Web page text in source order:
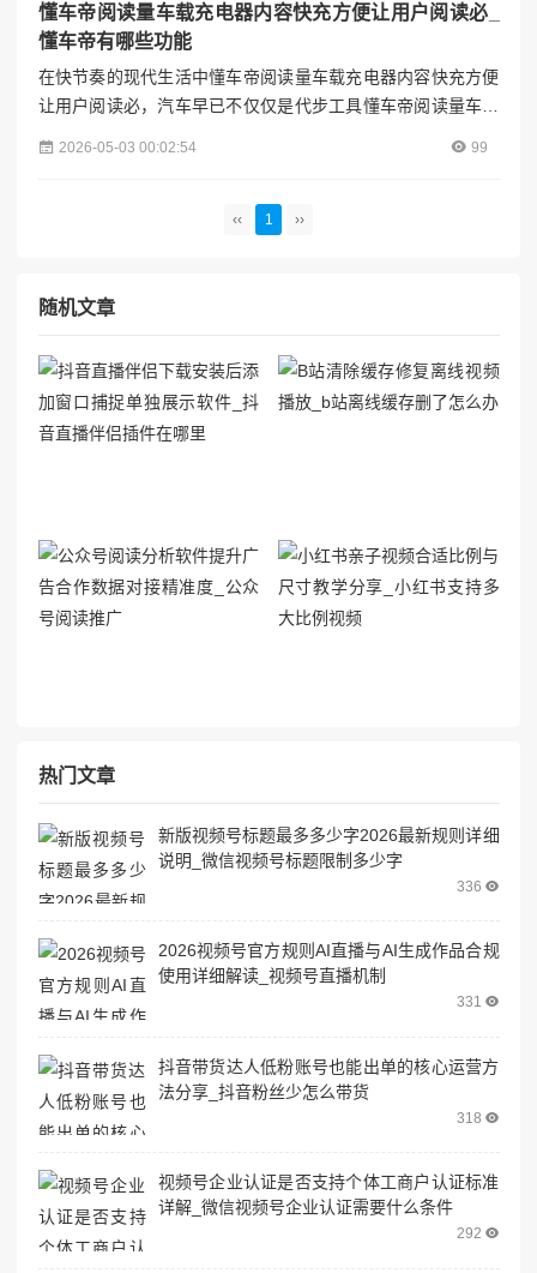
懂车帝阅读量车载充电器内容快充方便让用户阅读必_
懂车帝有哪些功能
在快节奏的现代生活中懂车帝阅读量车载充电器内容快充方便
让用户阅读必，汽车早已不仅仅是代步工具懂车帝阅读量车载
用户的出行体验。懂车帝作为汽车领域的权威资讯平台，其上
2026-05-03 00:02:54 99
‹‹ 1 ››
随机文章
热门文章
新版视频号标题最多多少字2026最新规则详细
说明_微信视频号标题限制多少字
336
2026视频号官方规则AI直播与AI生成作品合规
使用详细解读_视频号直播机制
331
抖音带货达人低粉账号也能出单的核心运营方
法分享_抖音粉丝少怎么带货
318
视频号企业认证是否支持个体工商户认证标准
详解_微信视频号企业认证需要什么条件
292